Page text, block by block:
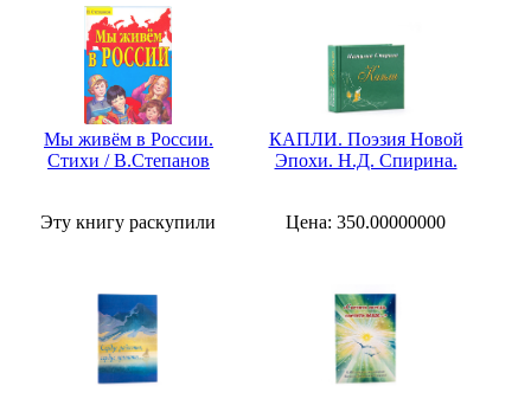
Мы живём в России.
Стихи / В.Степанов
Эту книгу раскупили
КАПЛИ. Поэзия Новой
Эпохи. Н.Д. Спирина.
Цена: 350.00000000